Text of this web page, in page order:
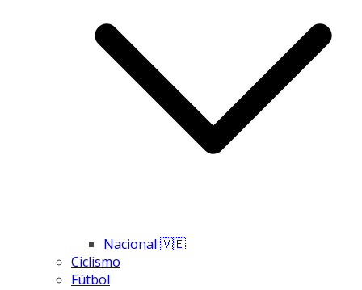
Nacional 🇻🇪
Ciclismo
Fútbol